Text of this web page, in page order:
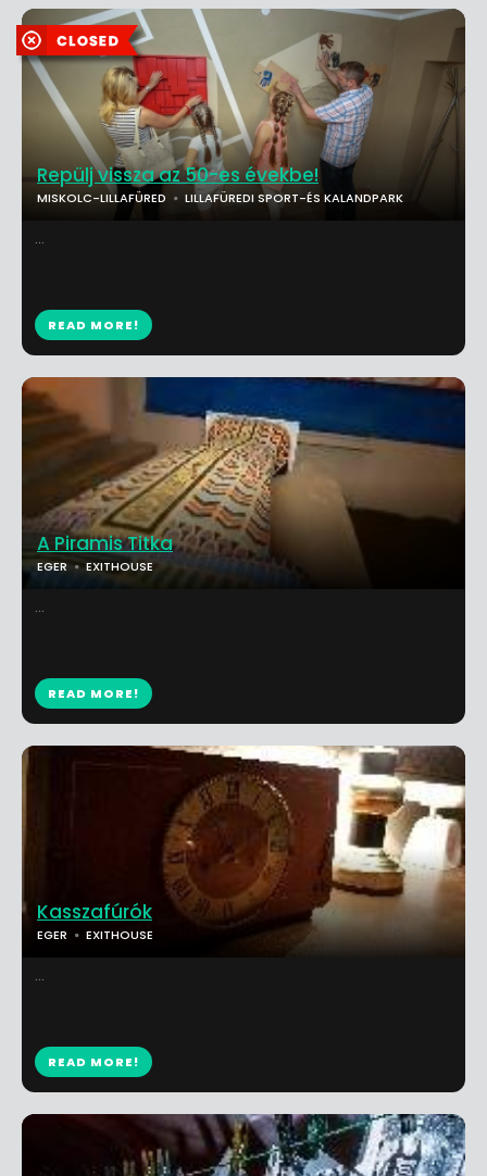
Repülj vissza az 50-es évekbe!
MISKOLC-LILLAFÜRED LILLAFÜREDI SPORT-ÉS KALANDPARK
...
READ MORE!
A Piramis Titka
EGER EXITHOUSE
...
READ MORE!
Kasszafúrók
EGER EXITHOUSE
...
READ MORE!